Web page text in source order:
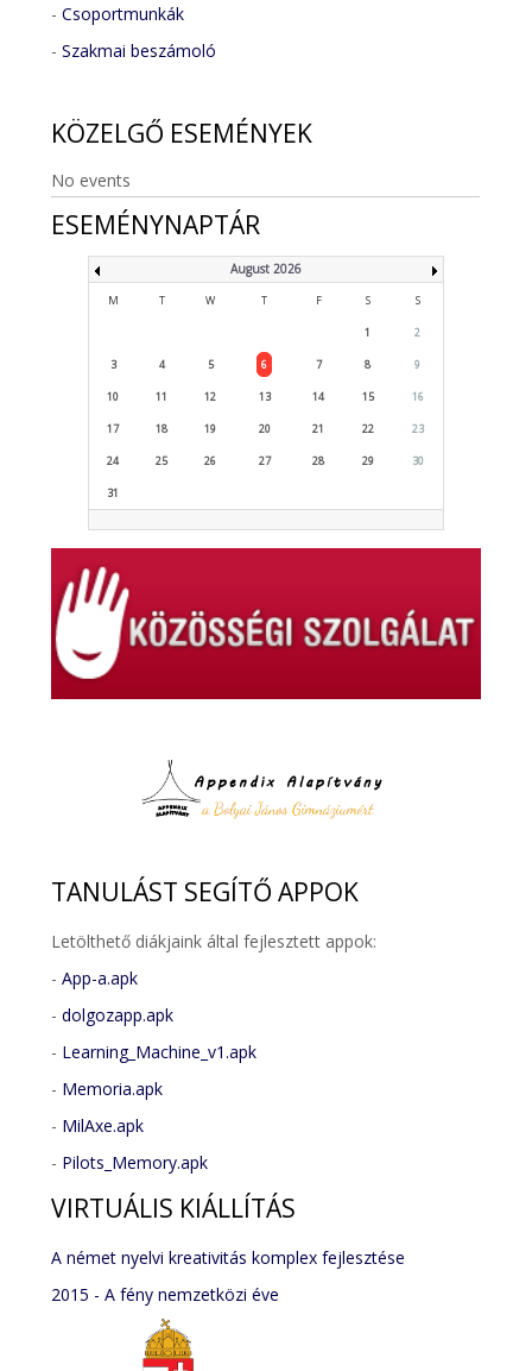
-Csoportmunkák
-Szakmai beszámoló
KÖZELGŐ ESEMÉNYEK
No events
ESEMÉNYNAPTÁR
August 2026
M T W T F S S
1 2
3 4 5 6 7 8 9
10 11 12 13 14 15 16
17 18 19 20 21 22 23
24 25 26 27 28 29 30
31
TANULÁST SEGÍTŐ APPOK
Letölthető diákjaink által fejlesztett appok:
-App-a.apk
-dolgozapp.apk
- Learning_Machine_v1.apk
- Memoria.apk
- MilAxe.apk
- Pilots_Memory.apk
VIRTUÁLIS KIÁLLÍTÁS
A német nyelvi kreativitás komplex fejlesztése
2015 - A fény nemzetközi éve